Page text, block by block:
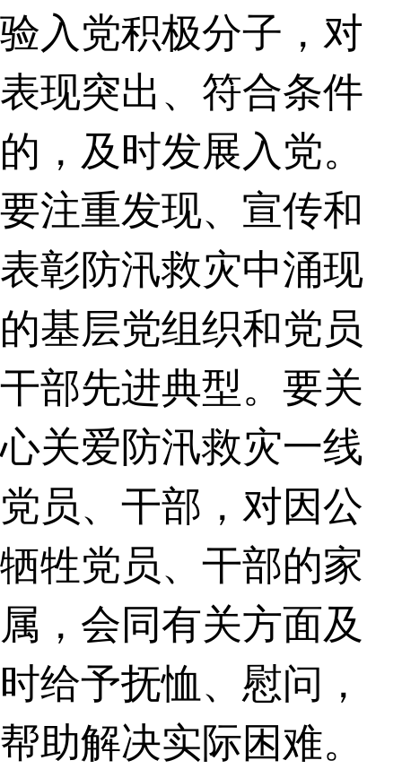
验入党积极分子，对
表现突出、符合条件
的，及时发展入党。
要注重发现、宣传和
表彰防汛救灾中涌现
的基层党组织和党员
干部先进典型。要关
心关爱防汛救灾一线
党员、干部，对因公
牺牲党员、干部的家
属，会同有关方面及
时给予抚恤、慰问，
帮助解决实际困难。